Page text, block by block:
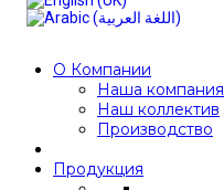
О Компании
Наша компания
Наш коллектив
Производство
Продукция